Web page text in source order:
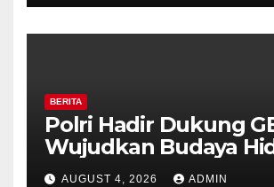
HUT ke-81
BERITA
Polri Hadir Dukung
Wujudkan Budaya
Sehat di Kecamatan
AUGUST 4, 2026 ADMIN